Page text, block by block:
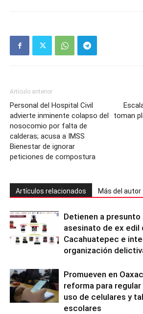
Artículo anterior
Personal del Hospital Civil
advierte inminente colapso del
nosocomio por falta de
calderas; acusa a IMSS
Bienestar de ignorar
peticiones de compostura
toman
Artículos relacionados Más del autor
Detienen a
asesinato de ex edil
Cacahuatepec e
organización
Promueven en
reforma para
uso de celulares y
escolares